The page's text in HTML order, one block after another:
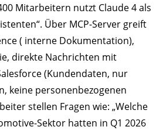
Mitarbeitern nutzt Claude 4 als
Über MCP-Server greift
( interne Dokumentation),
direkte Nachrichten mit
(Kundendaten, nur
keine personenbezogenen
stellen Fragen wie: „Welche
Sektor hatten in Q1 2026